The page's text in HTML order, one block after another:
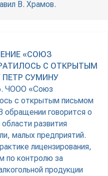
В. Храмов.
«СОЮЗ
С ОТКРЫТЫМ
ПЕТР СУМИНУ
ЧООО «Союз
с открытым письмом
обращении говорится о
развития
малых предприятий.
лицензирования,
по контролю за
продукции